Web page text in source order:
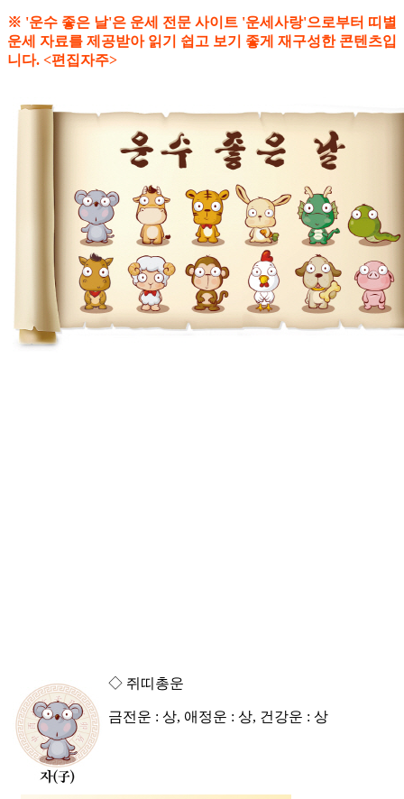
※ '운수 좋은 날'은 운세 전문 사이트 '운세사랑'으로부터 띠별
운세 자료를 제공받아 읽기 쉽고 보기 좋게 재구성한 콘텐츠입
니다. <편집자주>
◇ 쥐띠총운
금전운 : 상, 애정운 : 상, 건강운 : 상